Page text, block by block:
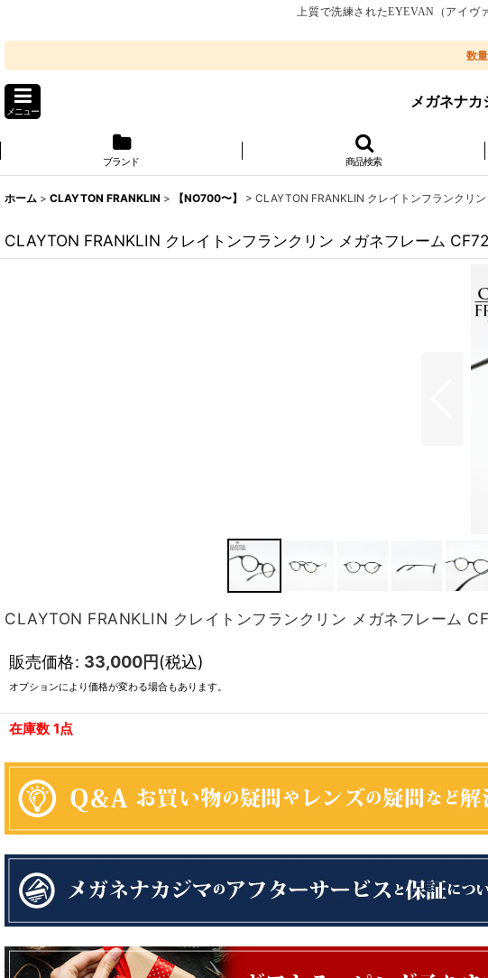
上質で洗練されたEYEVAN（アイヴ
数
メニュー
メガネナ
ブランド 商品検索
ホーム > CLAYTON FRANKLIN > 【NO700〜】 > CLAYTON FRANKLIN クレイトンフランクリ
CLAYTON FRANKLIN クレイトンフランクリン メガネフレーム
CLAYTON FRANKLIN クレイトンフランクリン メガネフレーム
販売価格: 33,000円(税込)
オプションにより価格が変わる場合もあります。
在庫数 1点